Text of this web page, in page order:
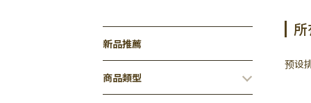
新品推薦
商品類型
预设